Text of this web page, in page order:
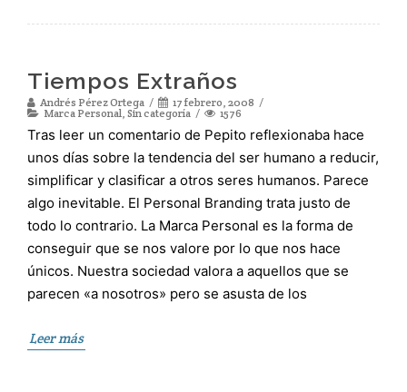
Tiempos Extraños
Andrés Pérez Ortega
17 febrero, 2008
Marca Personal, Sin categoría 1576
Tras leer un comentario de Pepito reflexionaba hace
unos días sobre la tendencia del ser humano a reducir,
simplificar y clasificar a otros seres humanos. Parece
algo inevitable. El Personal Branding trata justo de
todo lo contrario. La Marca Personal es la forma de
conseguir que se nos valore por lo que nos hace
únicos. Nuestra sociedad valora a aquellos que se
parecen «a nosotros» pero se asusta de los
Leer más